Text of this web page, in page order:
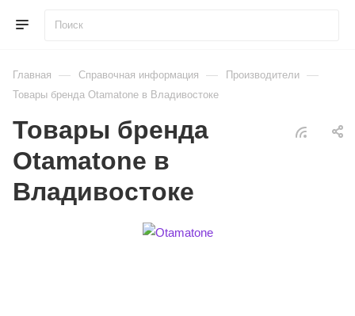
Главная — Справочная информация — Производители —
Товары бренда Otamatone в Владивостоке
Товары бренда
Otamatone в
Владивостоке